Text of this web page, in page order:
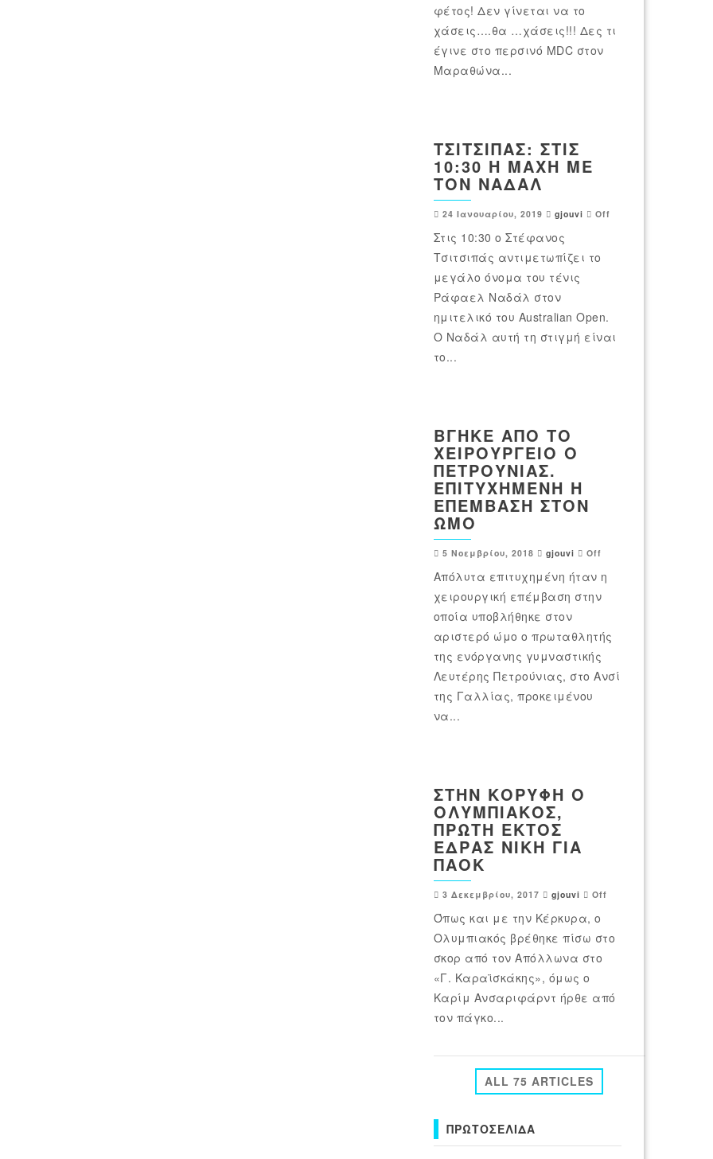
φέτος! Δεν γίνεται να το
χάσεις….θα …χάσεις!!! Δες τι
έγινε στο περσινό MDC στον
Μαραθώνα...
ΤΣΙΤΣΙΠΆΣ: ΣΤΙΣ
10:30 Η ΜΆΧΗ ΜΕ
ΤΟΝ ΝΑΔΆΛ
24 Ιανουαρίου, 2019 gjouvi Off
Στις 10:30 ο Στέφανος
Τσιτσιπάς αντιμετωπίζει το
μεγάλο όνομα του τένις
Ράφαελ Ναδάλ στον
ημιτελικό του Australian Open.
Ο Ναδάλ αυτή τη στιγμή είναι
το...
ΒΓΉΚΕ ΑΠΌ ΤΟ
ΧΕΙΡΟΥΡΓΕΊΟ Ο
ΠΕΤΡΟΎΝΙΑΣ.
ΕΠΙΤΥΧΗΜΈΝΗ Η
ΕΠΈΜΒΑΣΗ ΣΤΟΝ
ΏΜΟ
5 Νοεμβρίου, 2018 gjouvi Off
Απόλυτα επιτυχημένη ήταν η
χειρουργική επέμβαση στην
οποία υποβλήθηκε στον
αριστερό ώμο ο πρωταθλητής
της ενόργανης γυμναστικής
Λευτέρης Πετρούνιας, στο Ανσί
της Γαλλίας, προκειμένου
να...
ΣΤΗΝ ΚΟΡΥΦΉ Ο
ΟΛΥΜΠΙΑΚΌΣ,
ΠΡΏΤΗ ΕΚΤΌΣ
ΈΔΡΑΣ ΝΊΚΗ ΓΙΑ
ΠΑΟΚ
3 Δεκεμβρίου, 2017 gjouvi Off
Όπως και με την Κέρκυρα, ο
Ολυμπιακός βρέθηκε πίσω στο
σκορ από τον Απόλλωνα στο
«Γ. Καραϊσκάκης», όμως ο
Καρίμ Ανσαριφάρντ ήρθε από
τον πάγκο...
ALL 75 ARTICLES
ΠΡΩΤΟΣΈΛΙΔΑ